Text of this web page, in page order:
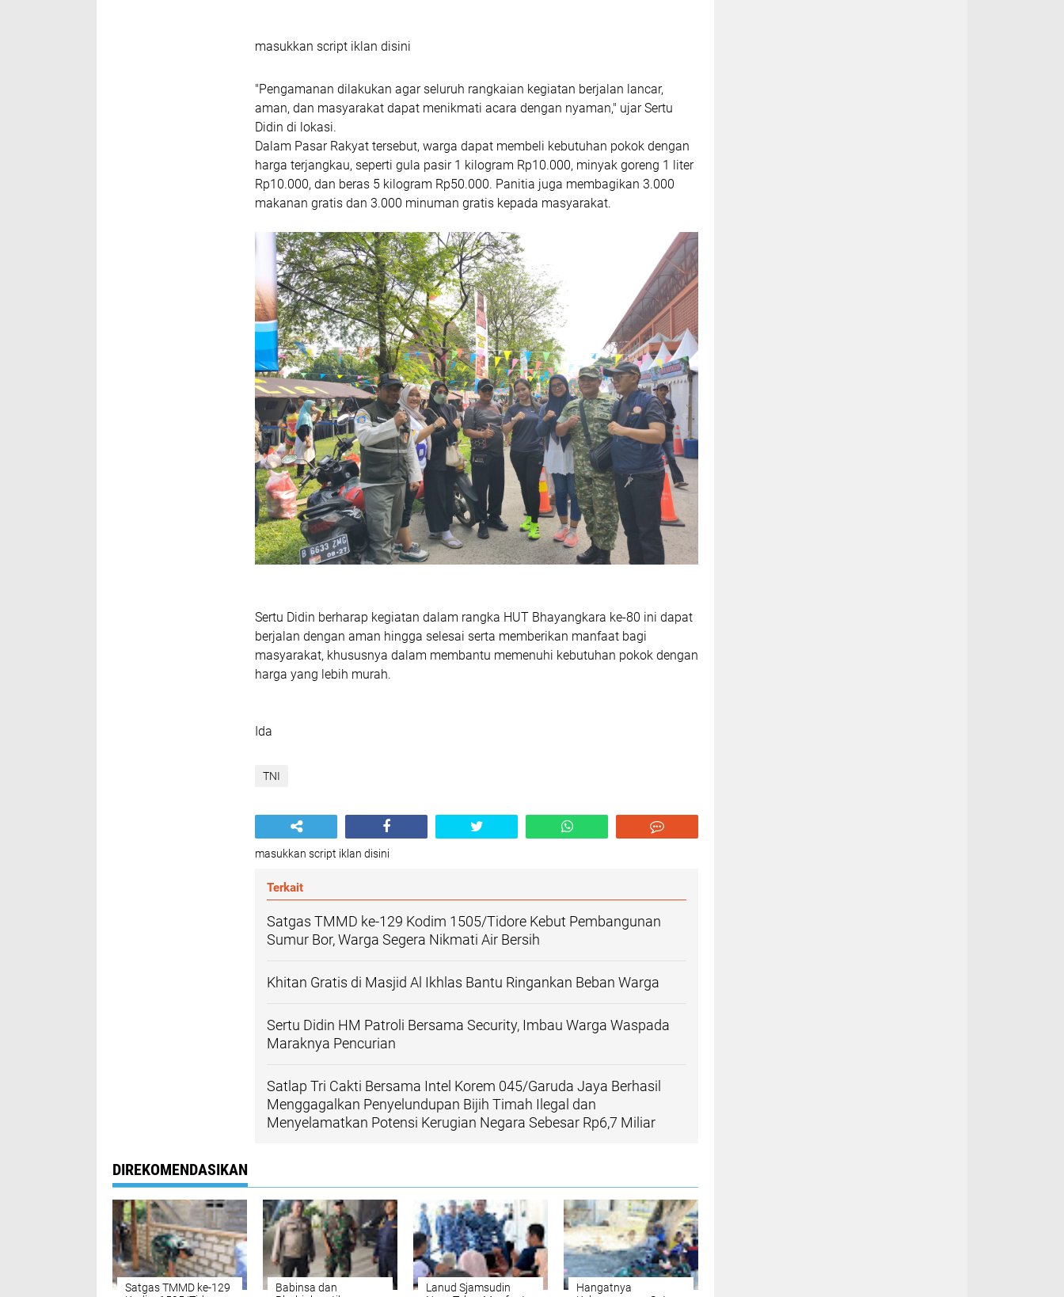
masukkan script iklan disini
"Pengamanan dilakukan agar seluruh rangkaian kegiatan berjalan lancar,
aman, dan masyarakat dapat menikmati acara dengan nyaman," ujar Sertu
Didin di lokasi.
Dalam Pasar Rakyat tersebut, warga dapat membeli kebutuhan pokok dengan
harga terjangkau, seperti gula pasir 1 kilogram Rp10.000, minyak goreng 1 liter
Rp10.000, dan beras 5 kilogram Rp50.000. Panitia juga membagikan 3.000
makanan gratis dan 3.000 minuman gratis kepada masyarakat.
Sertu Didin berharap kegiatan dalam rangka HUT Bhayangkara ke-80 ini dapat
berjalan dengan aman hingga selesai serta memberikan manfaat bagi
masyarakat, khususnya dalam membantu memenuhi kebutuhan pokok dengan
harga yang lebih murah.
Ida
TNI
masukkan script iklan disini
Terkait
Satgas TMMD ke-129 Kodim 1505/Tidore Kebut Pembangunan
Sumur Bor, Warga Segera Nikmati Air Bersih
Khitan Gratis di Masjid Al Ikhlas Bantu Ringankan Beban Warga
Sertu Didin HM Patroli Bersama Security, Imbau Warga Waspada
Maraknya Pencurian
Satlap Tri Cakti Bersama Intel Korem 045/Garuda Jaya Berhasil
Menggagalkan Penyelundupan Bijih Timah Ilegal dan
Menyelamatkan Potensi Kerugian Negara Sebesar Rp6,7 Miliar
DIREKOMENDASIKAN
Satgas TMMD ke-129
Babinsa dan
Lanud Sjamsudin
Hangatnya